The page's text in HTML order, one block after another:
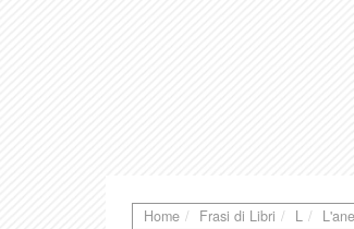
Home Frasi di Libri L